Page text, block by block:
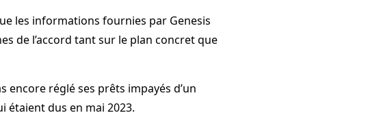
les informations fournies par Genesis
de l’accord tant sur le plan concret que
encore réglé ses prêts impayés d’un
étaient dus en mai 2023.